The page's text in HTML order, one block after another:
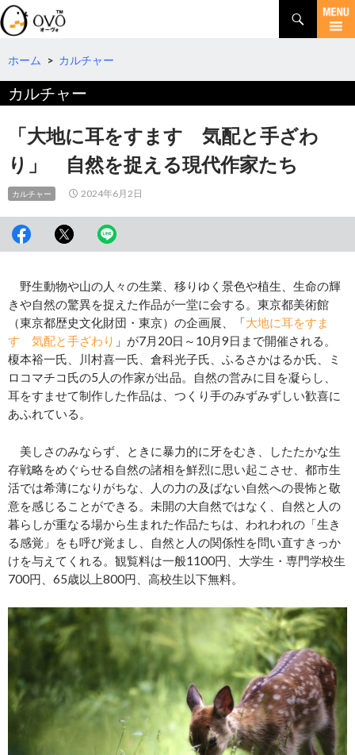
検
索
コ
テ
ツ
へ
ホーム > カルチャー
カルチャー
「大地に耳をすます 気配と手ざわ
り」 自然を捉える現代作家たち
カルチャー 2024年6月2日
野生動物や山の人々の生業、移りゆく景色や植生、生命の輝
きや自然の驚異を捉えた作品が一堂に会する。東京都美術館
（東京都歴史文化財団・東京）の企画展、「大地に耳をすま
す 気配と手ざわり 」が7月20日～10月9日まで開催される。
榎本裕一氏、川村喜一氏、倉科光子氏、ふるさかはるか氏、ミ
ロコマチコ氏の5人の作家が出品。自然の営みに目を凝らし、
耳をすませて制作した作品は、つくり手のみずみずしい歓喜に
あふれている。
美しさのみならず、ときに暴力的に牙をむき、したたかな生
存戦略をめぐらせる自然の諸相を鮮烈に思い起こさせ、都市生
活では希薄になりがちな、人の力の及ばない自然への畏怖と敬
意を感じることができる。未開の大自然ではなく、自然と人の
暮らしが重なる場から生まれた作品たちは、われわれの「生き
る感覚」をも呼び覚まし、自然と人の関係性を問い直すきっか
けを与えてくれる。観覧料は一般1100円、大学生・専門学校生
700円、65歳以上800円、高校生以下無料。